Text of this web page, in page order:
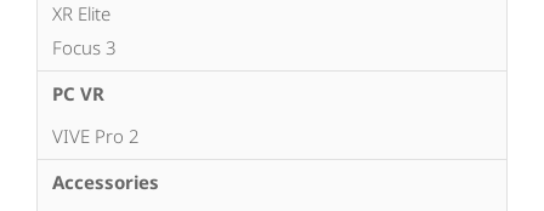
XR Elite
Focus 3
PC VR
VIVE Pro 2
Accessories